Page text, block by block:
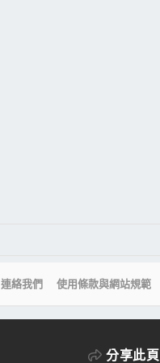
連絡我們 使用條款與網站規範
分享此頁